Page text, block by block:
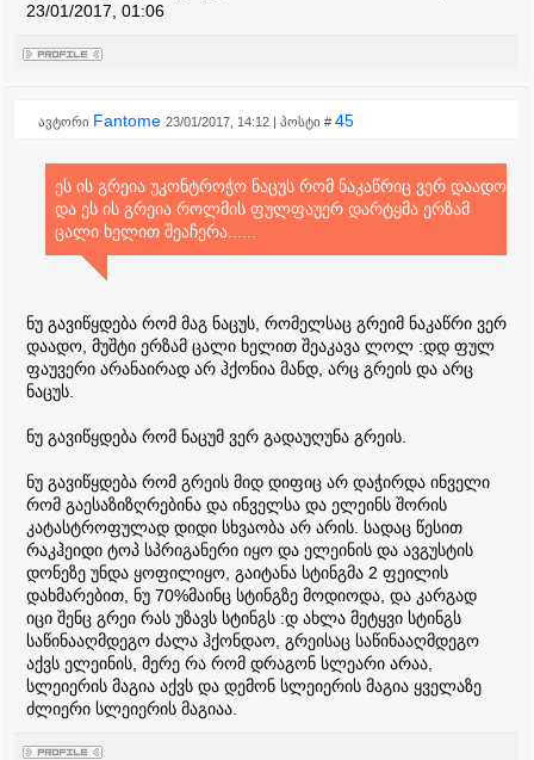
23/01/2017, 01:06
ავტორი Fantome 23/01/2017, 14:12 | პოსტი # 45
ეს ის გრეია უკონტროჭო ნაცუს რომ ნაკაწრიც ვერ დაადო
და ეს ის გრეია როლმის ფულფაუერ დარტყმა ერზამ
ცალი ხელით შეაჩერა......
ნუ გავიწყდება რომ მაგ ნაცუს, რომელსაც გრეიმ ნაკაწრი ვერ
დაადო, მუშტი ერზამ ცალი ხელით შეაკავა ლოლ :დდ ფულ
ფაუვერი არანაირად არ ჰქონია მანდ, არც გრეის და არც
ნაცუს.
ნუ გავიწყდება რომ ნაცუმ ვერ გადაუღუნა გრეის.
ნუ გავიწყდება რომ გრეის მიდ დიფიც არ დაჭირდა ინველი
რომ გაესაზიზღრებინა და ინველსა და ელეინს შორის
კატასტროფულად დიდი სხვაობა არ არის. სადაც წესით
რაკჰეიდი ტოპ სპრიგანერი იყო და ელეინის და ავგუსტის
დონეზე უნდა ყოფილიყო, გაიტანა სტინგმა 2 ფეილის
დახმარებით, ნუ 70%მაინც სტინგზე მოდიოდა, და კარგად
იცი შენც გრეი რას უზავს სტინგს :დ ახლა მეტყვი სტინგს
საწინააღმდეგო ძალა ჰქონდაო, გრეისაც საწინააღმდეგო
აქვს ელეინის, მერე რა რომ დრაგონ სლეარი არაა,
სლეიერის მაგია აქვს და დემონ სლეიერის მაგია ყველაზე
ძლიერი სლეიერის მაგიაა.